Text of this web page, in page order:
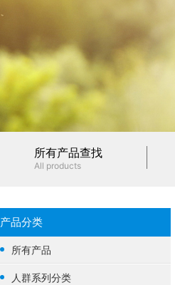
所有产品查找
All products
产品分类
所有产品
人群系列分类